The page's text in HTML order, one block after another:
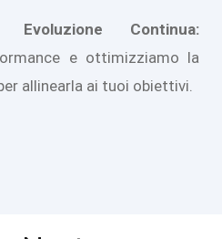
Continua:
e ottimizziamo la
allinearla ai tuoi obiettivi.